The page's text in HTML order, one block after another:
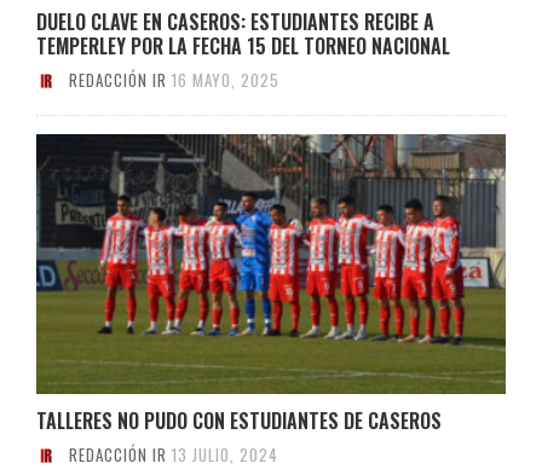
DUELO CLAVE EN CASEROS: ESTUDIANTES RECIBE A
TEMPERLEY POR LA FECHA 15 DEL TORNEO NACIONAL
REDACCIÓN IR 16 MAYO, 2025
TALLERES NO PUDO CON ESTUDIANTES DE CASEROS
REDACCIÓN IR 13 JULIO, 2024